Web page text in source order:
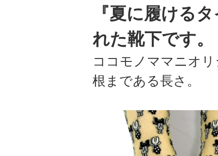
『夏に履ける
れた靴下です。
ココモノママニオ
根まである長さ。